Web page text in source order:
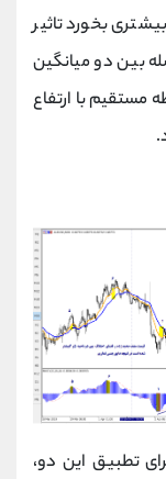
بخورد تاثیر
بین دو میانگین
مستقیم با ارتفاع
تطبیق این دو،